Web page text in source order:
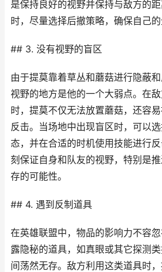
是保持良好的视野并保持与敌方的
时，尽量选择后撤策略，确保自己的
## 3. 没有视野的盲区
由于提莫靠着草丛和蘑菇进行隐蔽
视野的地方是他的一个大弱点。在
时，提莫不仅无法放置蘑菇，还容
反击。当场地中出现盲区时，可以
态，并在合适的时机使用技能进行
刻保证自身和队友的视野，特别是
存的可能性。
## 4. 遇到反制道具
在英雄联盟中，物品的影响力不容
露隐秘的道具，如真眼或其它探测
间荡然无存。敌方利用这类道具时